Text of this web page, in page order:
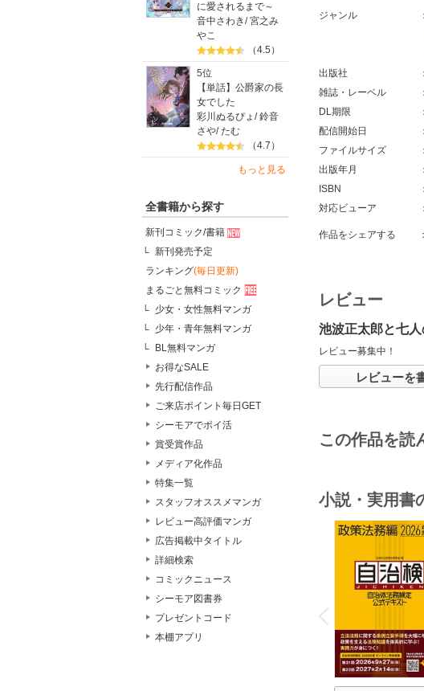
に愛されるまで～
音中さわき/宮之み
やこ
（4.5）
5位
【単話】公爵家の長
女でした
彩川ぬるぴょ /鈴音
さや/たむ
（4.7）
もっと見る
全書籍から探す
新刊コミック/書籍
新刊発売予定
ランキング(毎日更新)
まるごと無料コミック
少女・女性無料マンガ
少年・青年無料マンガ
BL無料マンガ
お得なSALE
先行配信作品
ご来店ポイント毎日GET
シーモアでポイ活
賞受賞作品
メディア化作品
特集一覧
スタッフオススメマンガ
レビュー高評価マンガ
広告掲載中タイトル
詳細検索
コミックニュース
シーモア図書券
プレゼントコード
本棚アプリ
ジャンル ：
出版社
：
雑誌・レーベル
：
DL期限
：
配信開始日
：
ファイルサイズ
：
出版年月
：
ISBN
：
対応ビューア
：
作品をシェアする ：
レビュー
池波正太郎と七
レビュー募集中！
レビューを
この作品を読
小説・実用書
P
r
e
i
o
u
s